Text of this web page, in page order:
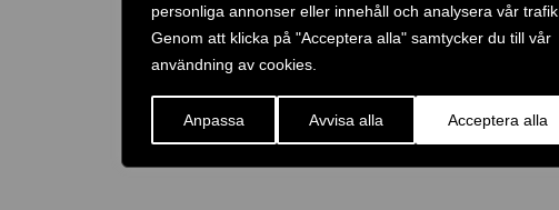
personliga annonser eller innehåll och analysera vår trafik.
Genom att klicka på "Acceptera alla" samtycker du till vår
användning av cookies.
Anpassa Avvisa alla Acceptera alla